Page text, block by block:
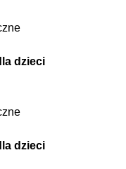
dzieci
dzieci